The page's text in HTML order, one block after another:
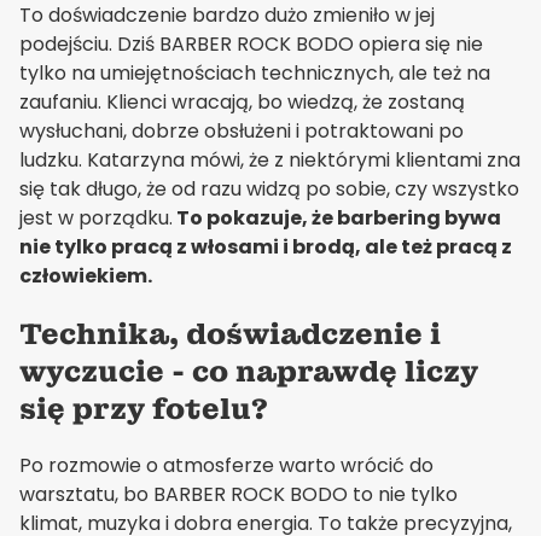
To doświadczenie bardzo dużo zmieniło w jej
podejściu. Dziś BARBER ROCK BODO opiera się nie
tylko na umiejętnościach technicznych, ale też na
zaufaniu. Klienci wracają, bo wiedzą, że zostaną
wysłuchani, dobrze obsłużeni i potraktowani po
ludzku. Katarzyna mówi, że z niektórymi klientami zna
się tak długo, że od razu widzą po sobie, czy wszystko
jest w porządku. To pokazuje, że barbering bywa
nie tylko pracą z włosami i brodą, ale też pracą z
człowiekiem.
Technika, doświadczenie i
wyczucie - co naprawdę liczy
się przy fotelu?
Po rozmowie o atmosferze warto wrócić do
warsztatu, bo BARBER ROCK BODO to nie tylko
klimat, muzyka i dobra energia. To także precyzyjna,